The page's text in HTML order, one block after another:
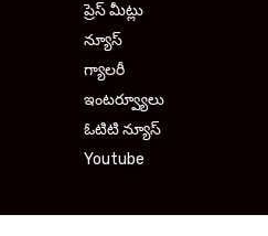
ప్రెస్ మీట్లు
న్యూస్
గ్యాలరీ
ఇంటర్వ్యూలు
ఓటిటి న్యూస్
Youtube